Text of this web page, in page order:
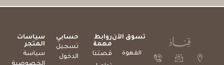
تسوق الآن
القهوة
روابط
مهمة
قصتنا
حسابي
تسجيل
الدخول
سياسات
المتجر
سياسة